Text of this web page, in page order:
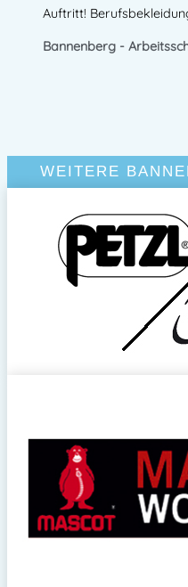
Auftritt!
Bannenberg -
WEITERE